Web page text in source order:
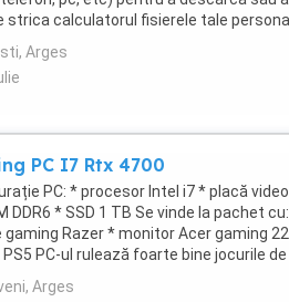
strica calculatorul fisierele tale
...
Arges
PC I7 Rtx 4700
PC: * procesor Intel i7 * placă
DDR6 * SSD 1 TB Se vinde la pachet
gaming Razer * monitor Acer gaming
PC-ul rulează foarte bine jocurile
atât ...
Arges